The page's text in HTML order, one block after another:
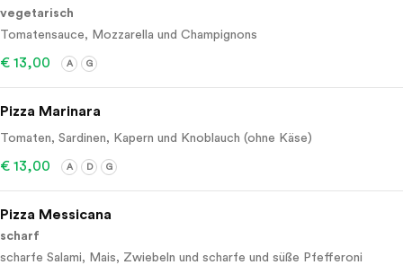
vegetarisch
Tomatensauce, Mozzarella und Champignons
€ 13,00 A G
Pizza Marinara
Tomaten, Sardinen, Kapern und Knoblauch (ohne Käse)
€ 13,00 A D G
Pizza Messicana
scharf
scharfe Salami, Mais, Zwiebeln und scharfe und süße Pfefferoni